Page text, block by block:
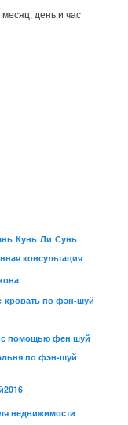
день и час
Кунь Ли Сунь
консультация
кровать по фэн-шуй
с помощью фен шуй
по фэн-шуй
недвижимости